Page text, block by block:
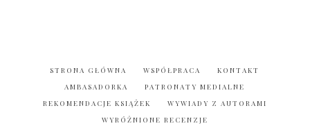
STRONA GŁÓWNA WSPÓŁPRACA
KONTAKT
AMBASADORKA
PATRONATY MEDIALNE
REKOMENDACJE KSIĄŻEK
WYWIADY Z AUTORAMI
WYRÓŻNIONE RECENZJE